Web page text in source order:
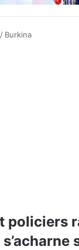
/ Burkina
policiers